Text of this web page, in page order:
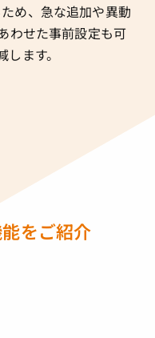
め、急な追加や異動
わせた事前設定も可
ます。
をご紹介